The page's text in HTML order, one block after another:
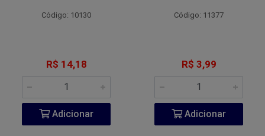
Código: 10130
R$ 14,18
Adicionar
Código: 11377
R$ 3,99
Adicionar